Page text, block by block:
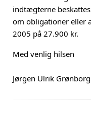
indtægterne
om obligationer eller
2005 på 27.900 kr.
Med venlig hilsen
Jørgen Ulrik Grønborg